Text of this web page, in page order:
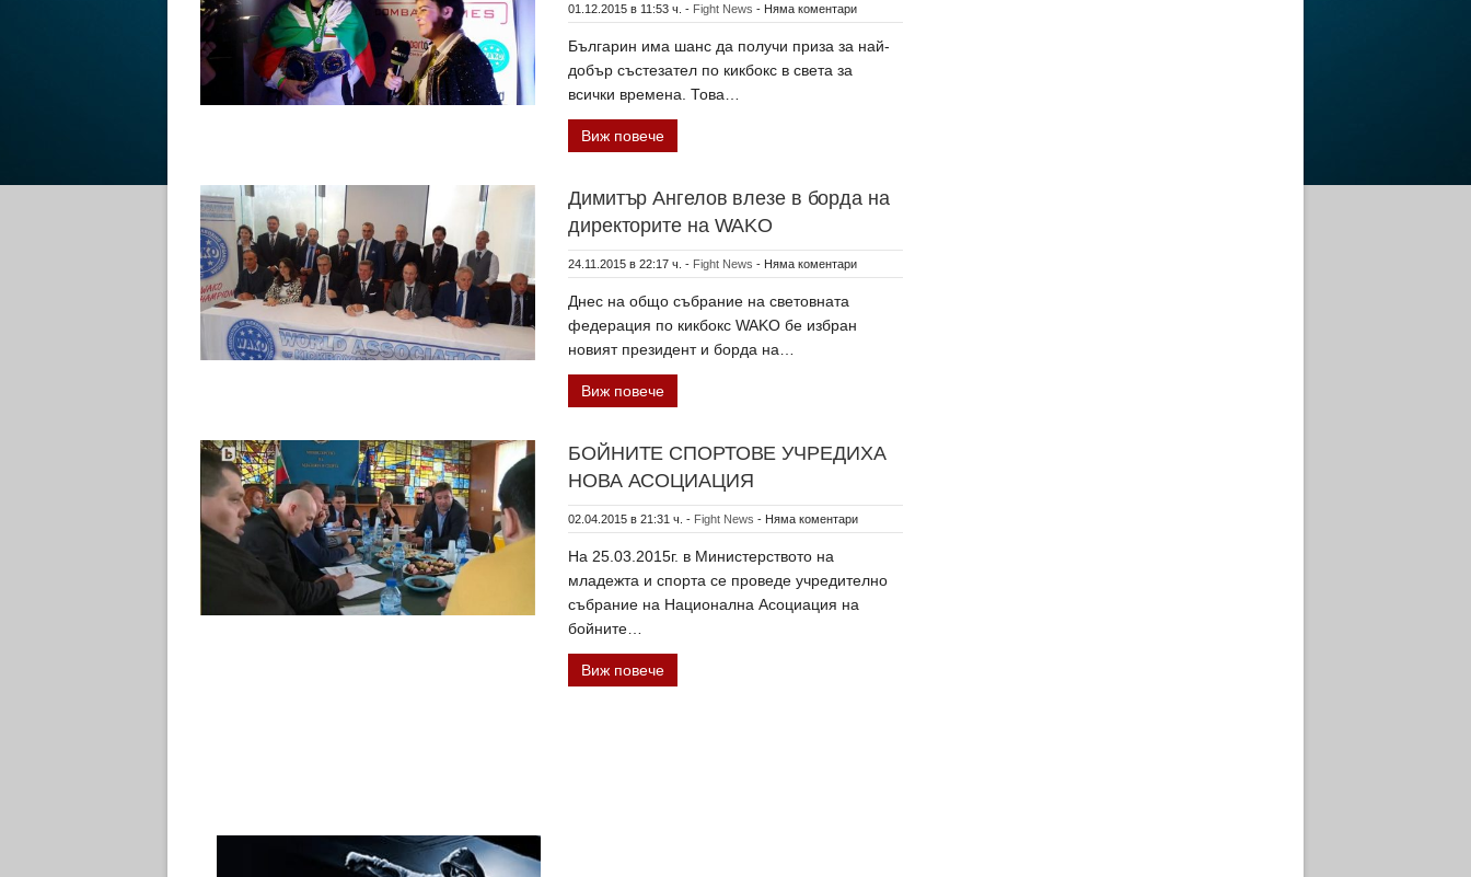
01.12.2015 в 11:53 ч. - Fight News - Няма коментари
Българин има шанс да получи приза за най-
добър състезател по кикбокс в света за
всички времена. Това…
Виж повече
Димитър Ангелов влезе в борда на
директорите на WAKO
24.11.2015 в 22:17 ч. - Fight News - Няма коментари
Днес на общо събрание на световната
федерация по кикбокс WAKO бе избран
новият президент и борда на…
Виж повече
БОЙНИТЕ СПОРТОВЕ УЧРЕДИХА
НОВА АСОЦИАЦИЯ
02.04.2015 в 21:31 ч. - Fight News - Няма коментари
На 25.03.2015г. в Министерството на
младежта и спорта се проведе учредително
събрание на Национална Асоциация на
бойните…
Виж повече